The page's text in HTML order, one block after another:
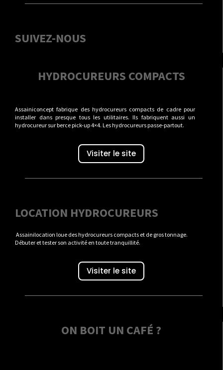
SUIVEZ-NOUS
HYDROCUREURS COMPACTS
Assainiconcept fabrique des hydrocureurs compacts de cadre pour
installer dans presque tous les utilitaires. Ils fabriquent aussi un
hydrocureur sur berce pick-up 4×4. Les hydrocureurs passe-partout.
Visiter le site
LOCATION HYDROCUREURS
Assainilocation loue des hydrocureurs compacts et de gros tonnage.
Débuter et tester son activité en toute tranquillité.
Visiter le site
ON BOIT UN CAFÉ ?